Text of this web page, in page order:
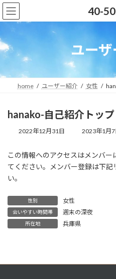
コ
ン
ン
ツ
へ
キ
ナ
ビ
ー
シ
ョ
に
40-
ユー
home ユーザー紹介 女性
hanako-自己紹介トップ
2022年12月31日
最
新
日
2023年1月7
この情報へのアクセスはメンバ
てください。メンバー登録は下
い。
性別 女性
会いやすい時間帯 週末の深夜
所在地 兵庫県